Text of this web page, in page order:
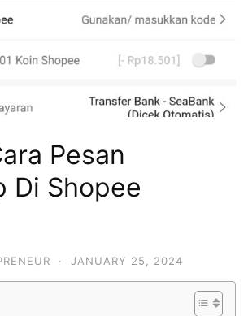
Pesan
Di Shopee
· JANUARY 25, 2024